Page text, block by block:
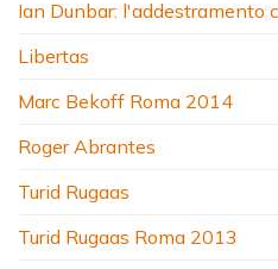
Ian Dunbar: l'addestramento
Libertas
Marc Bekoff Roma 2014
Roger Abrantes
Turid Rugaas
Turid Rugaas Roma 2013